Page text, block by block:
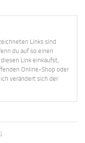
Links sind
du auf so einen
Link einkaufst,
Online-Shop oder
verändert sich der